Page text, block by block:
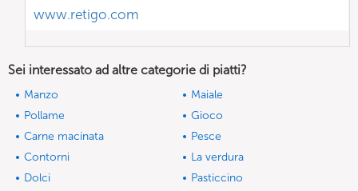
www.retigo.com
Sei interessato ad altre categorie di piatti?
Manzo
Maiale
Pollame
Gioco
Carne macinata
Pesce
Contorni
La verdura
Dolci
Pasticcino